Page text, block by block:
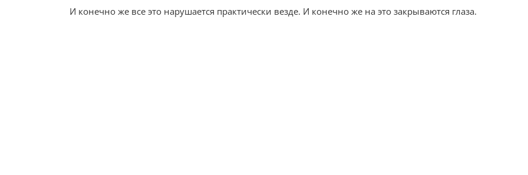
И конечно же все это нарушается практически везде. И конечно же на это закрываются глаза.